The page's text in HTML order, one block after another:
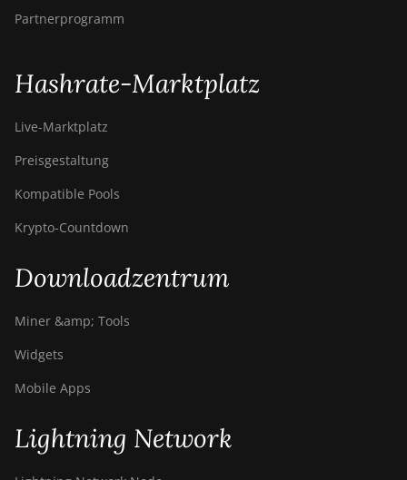
Partnerprogramm
Hashrate-Marktplatz
Live-Marktplatz
Preisgestaltung
Kompatible Pools
Krypto-Countdown
Downloadzentrum
Miner &amp; Tools
Widgets
Mobile Apps
Lightning Network